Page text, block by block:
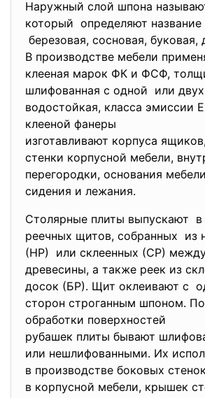
Наружный слой шпона
который определяют
березовая, сосновая, буковая,
В производстве мебели
клееная марок ФК и ФСФ,
шлифованная с одной или
водостойкая, класса эмиссии
клееной фанеры
изготавливают корпуса
стенки корпусной мебели,
перегородки, основания
сидения и лежания.
Столярные плиты выпускают в
реечных щитов, собранных из
(НР) или склеенных (СР)
древесины, а также реек из
досок (БР). Щит оклеивают с
сторон строганным шпоном.
обработки поверхностей
рубашек плиты бывают
или нешлифованными. Их
в производстве боковых
в корпусной мебели, крышек